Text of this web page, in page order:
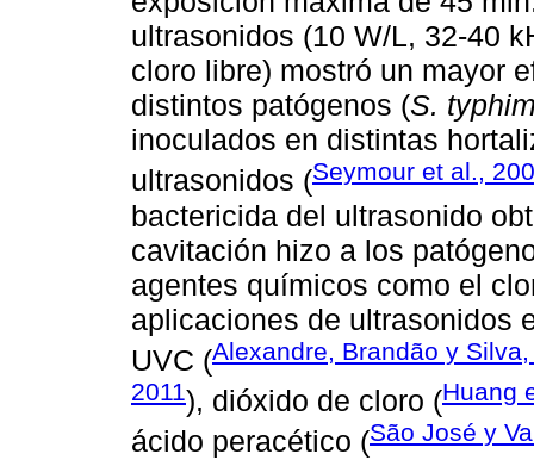
ultrasonidos (10 W/L, 32-40
cloro libre) mostró un mayor
distintos patógenos (S.
inoculados en distintas
ultrasonidos (Seymour et al.,
bactericida del ultrasonido
cavitación hizo a los
agentes químicos como el
aplicaciones de ultrasonidos
UVC (Alexandre, Brandão y
2011), dióxido de cloro (Huang
ácido peracético (São José y